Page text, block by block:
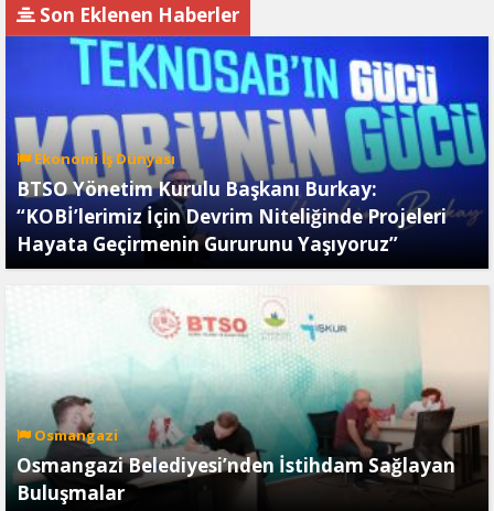
Son Eklenen Haberler
Ekonomi İş Dünyası
BTSO Yönetim Kurulu Başkanı Burkay:
“KOBİ’lerimiz İçin Devrim Niteliğinde Projeleri
Hayata Geçirmenin Gururunu Yaşıyoruz”
Osmangazi
Osmangazi Belediyesi’nden İstihdam Sağlayan
Buluşmalar